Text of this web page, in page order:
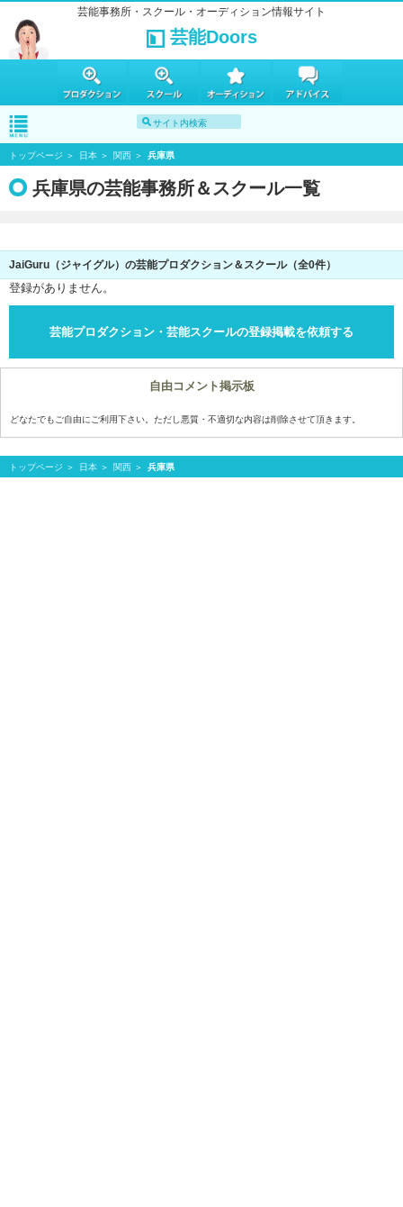
芸能事務所・スクール・オーディション情報サイト
芸能Doors
トップページ 日本 関西 兵庫県
兵庫県の芸能事務所＆スクール一覧
JaiGuru（ジャイグル）の芸能プロダクション＆スクール（全0件）
登録がありません。
芸能プロダクション・芸能スクールの登録掲載を依頼する
自由コメント掲示板
どなたでもご自由にご利用下さい。ただし悪質・不適切な内容は削除させて頂きます。
トップページ 日本 関西 兵庫県